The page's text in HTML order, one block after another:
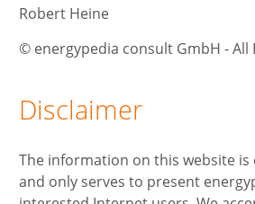
Robert Heine
© energypedia consult GmbH - All
Disclaimer
The information on this website
and only serves to present